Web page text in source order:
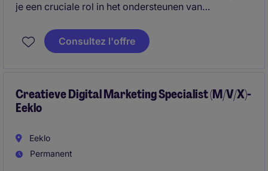
je een cruciale rol in het ondersteunen van
samen met het team in Diegem om projecten
succesvol uit te voeren.
Consultez l'offre
Creatieve Digital Marketing Specialist (M/V/X)-
Eeklo
Eeklo
Permanent